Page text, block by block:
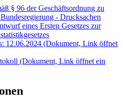
§ 96 der Geschäftsordnung zu
- Drucksachen
eines Ersten Gesetzes zur
12.06.2024 (Dokument, Link öffnet
(Dokument, Link öffnet ein